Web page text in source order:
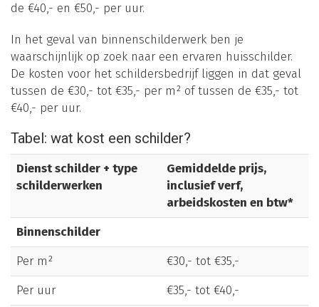
de €40,- en €50,- per uur.
In het geval van binnenschilderwerk ben je
waarschijnlijk op zoek naar een ervaren huisschilder.
De kosten voor het schildersbedrijf liggen in dat geval
tussen de €30,- tot €35,- per m² of tussen de €35,- tot
€40,- per uur.
Tabel: wat kost een schilder?
Dienst schilder + type
schilderwerken
Gemiddelde prijs,
inclusief verf,
arbeidskosten en btw*
Binnenschilder
Per m²
€30,- tot €35,-
Per uur
€35,- tot €40,-